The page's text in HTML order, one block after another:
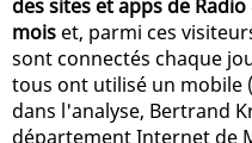
des sites et apps de
mois et, parmi ces
sont connectés chaque
tous ont utilisé un mobile
dans l'analyse, Bertrand
département Internet de